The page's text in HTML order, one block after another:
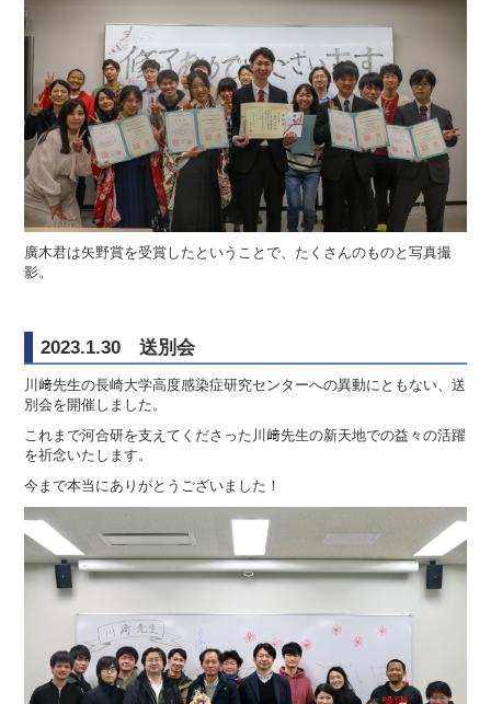
廣木君は矢野賞を受賞したということで、たくさんのものと写真撮
影。
2023.1.30 送別会
川﨑先生の長崎大学高度感染症研究センターへの異動にともない、送
別会を開催しました。
これまで河合研を支えてくださった川﨑先生の新天地での益々の活躍
を祈念いたします。
今まで本当にありがとうございました！